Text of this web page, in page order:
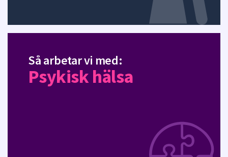
Så arbetar vi med:
Psykisk hälsa